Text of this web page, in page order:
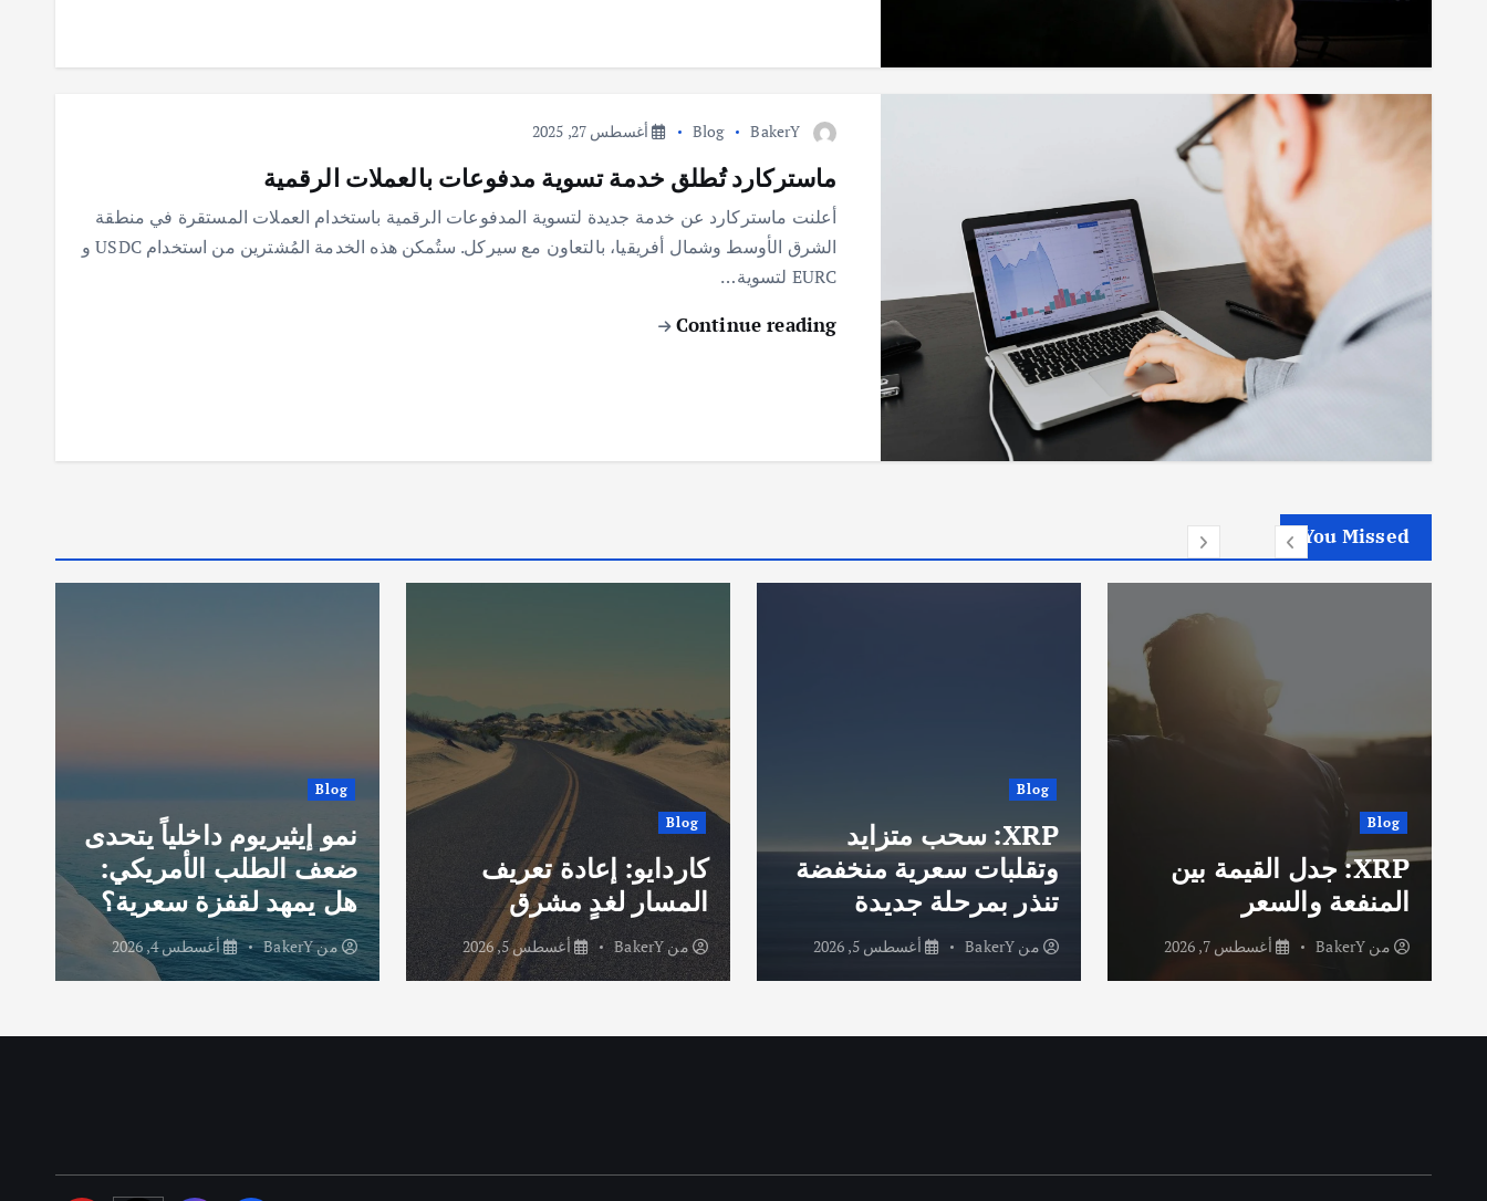
BakerY
Blog أغسطس 27, 2025
ماستركارد تُطلق خدمة تسوية مدفوعات بالعملات الرقمية
أعلنت ماستركارد عن خدمة جديدة لتسوية المدفوعات الرقمية باستخدام العملات المستقرة في منطقة
الشرق الأوسط وشمال أفريقيا، بالتعاون مع سيركل. ستُمكن هذه الخدمة المُشترين من استخدام USDC و
EURC لتسوية…
Continue reading
You Missed
Blog
XRP: جدل القيمة بين
المنفعة والسعر
من BakerY أغسطس 7, 2026
Blog
XRP: سحب متزايد
وتقلبات سعرية منخفضة
تنذر بمرحلة جديدة
من BakerY أغسطس 5, 2026
Blog
كاردايو: إعادة تعريف
المسار لغدٍ مشرق
من BakerY أغسطس 5, 2026
Blog
نمو إيثيريوم داخلياً يتحدى
ضعف الطلب الأمريكي:
هل يمهد لقفزة سعرية؟
منBakerY أغسطس 4, 2026